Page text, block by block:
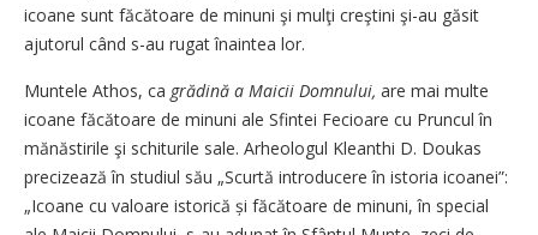
icoane sunt făcătoare de minuni şi mulţi creştini şi-au găsit
ajutorul când s-au rugat înaintea lor.
Muntele Athos, ca grădină a Maicii Domnului, are mai multe
icoane făcătoare de minuni ale Sfintei Fecioare cu Pruncul în
mănăstirile şi schiturile sale. Arheologul Kleanthi D. Doukas
precizează în studiul său „Scurtă introducere în istoria icoanei”:
„Icoane cu valoare istorică și făcătoare de minuni, în special